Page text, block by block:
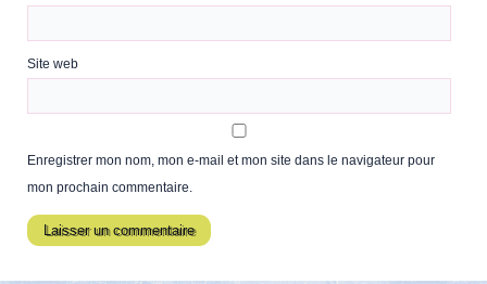
Site web
Enregistrer mon nom, mon e-mail et mon site dans le navigateur pour
mon prochain commentaire.